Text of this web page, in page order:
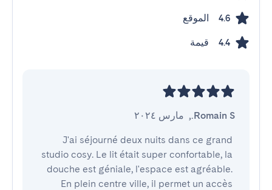
4.6 الموقع
4.4 قيمة
Romain S.
, مارس ٢٠٢٤
J'ai séjourné deux nuits dans ce grand
studio cosy. Le lit était super confortable, la
douche est géniale, l'espace est agréable.
En plein centre ville, il permet un accès